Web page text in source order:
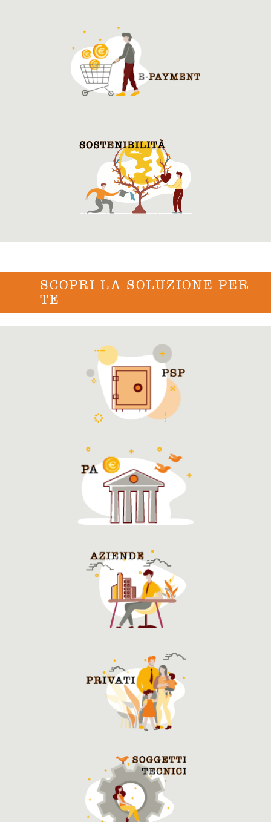
SCOPRI LA SOLUZIONE PER
TE